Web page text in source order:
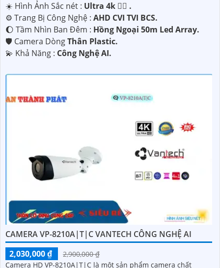
☀️ Hình Ảnh Sắc nét : Ultra 4k 👍🏾 .
⚙ Trang Bị Công Nghệ : AHD CVI TVI BCS.
🌔 Tầm Nhìn Ban Đêm : Hồng Ngoại 50m Led Array.
🛡 Camera DòngThân Plastic.
️💫 Khả Năng : Công Nghệ AI.
CAMERA VP-8210A|T|C VANTECH CÔNG NGHỆ AI
2,030,000 ₫
2,900,000 ₫
Camera HD VP-8210A|T|C là một sản phẩm camera chất